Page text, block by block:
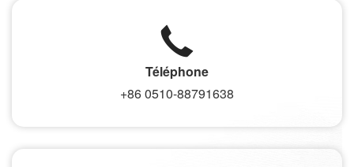
Téléphone
+86 0510-88791638